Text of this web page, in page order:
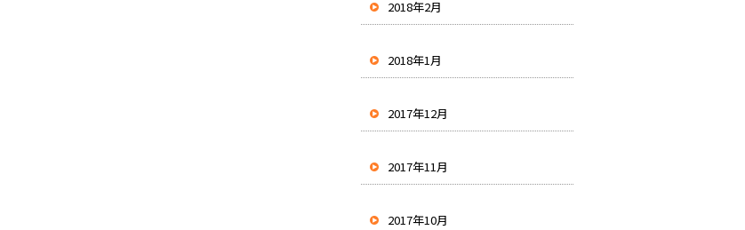
2018年2月
2018年1月
2017年12月
2017年11月
2017年10月